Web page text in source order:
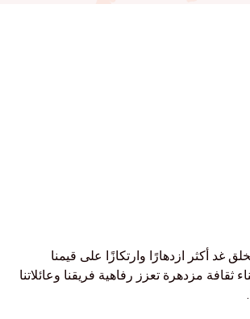
غد أكثر ازدهارًا وارتكازًا على قيمنا
ثقافة مزدهرة تعزز رفاهية فريقنا وعائلاتنا